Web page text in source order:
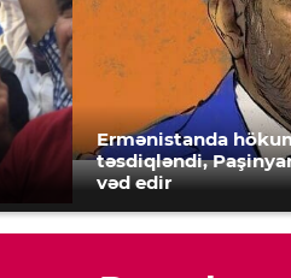
Ermənistanda
təsdiqləndi,
vəd edir